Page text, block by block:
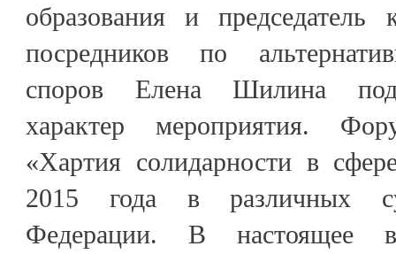
образования и председатель
посредников по
споров Елена Шилина
характер мероприятия.
«Хартия солидарности в
2015 года в различных
Федерации. В настоящее